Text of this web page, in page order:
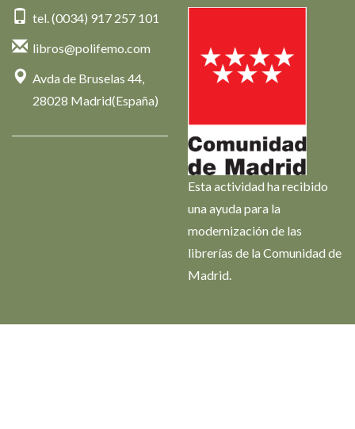
tel. (0034) 917 257 101
libros@polifemo.com
Avda de Bruselas 44,
28028 Madrid(España)
Esta actividad ha recibido
una ayuda para la
modernización de las
librerías de la Comunidad de
Madrid.